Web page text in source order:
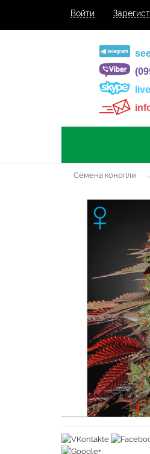
Войти
Семена конопли →